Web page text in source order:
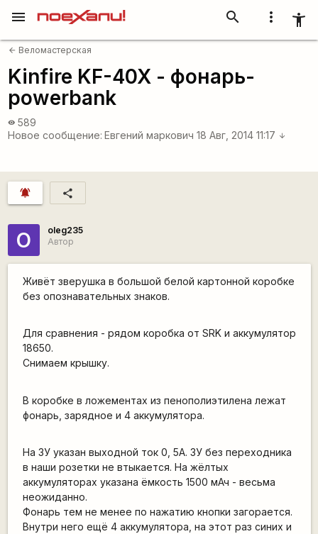
more_vert accessibility_new
search
menu
arrow_back Веломастерская
Kinfire KF-40X - фонарь-
powerbank
visibility 589
Новое сообщение: Евгений маркович 18 Авг, 2014 11:17 arrow_downward
notifications_active share
O
oleg235
Автор
Живёт зверушка в большой белой картонной коробке
без опознавательных знаков.
Для сравнения - рядом коробка от SRK и аккумулятор
18650.
Снимаем крышку.
В коробке в ложементах из пенополиэтилена лежат
фонарь, зарядное и 4 аккумулятора.
На ЗУ указан выходной ток 0, 5А. ЗУ без переходника
в наши розетки не втыкается. На жёлтых
аккумуляторах указана ёмкость 1500 мАч - весьма
неожиданно.
Фонарь тем не менее по нажатию кнопки загорается.
Внутри него ещё 4 аккумулятора, на этот раз синих и